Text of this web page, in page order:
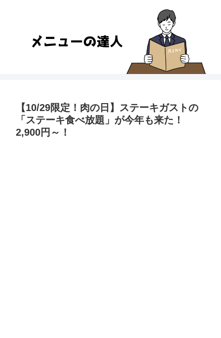
【10/29限定！肉の日】ステーキガストの
「ステーキ食べ放題」が今年も来た！
2,900円～！